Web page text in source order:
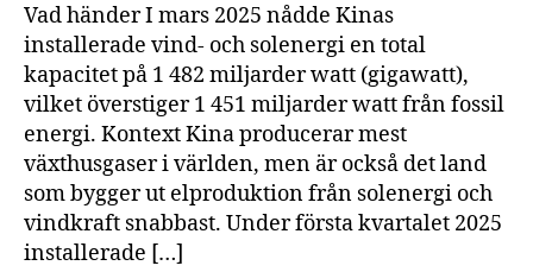
Vad händer I mars 2025 nådde Kinas
installerade vind- och solenergi en total
kapacitet på 1 482 miljarder watt (gigawatt),
vilket överstiger 1 451 miljarder watt från fossil
energi. Kontext Kina producerar mest
växthusgaser i världen, men är också det land
som bygger ut elproduktion från solenergi och
vindkraft snabbast. Under första kvartalet 2025
installerade […]